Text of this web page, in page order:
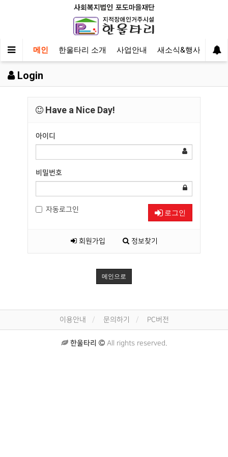
메인 한울타리 소개 사업안내 새소식&행사 후
Login
Have a Nice Day!
아이디
비밀번호
자동로그인 로그인
회원가입 정보찾기
메인으로
이용안내 문의하기 PC버전
한울타리 All rights reserved.